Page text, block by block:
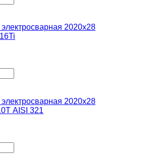
2020х28
2020х28
AISI 321